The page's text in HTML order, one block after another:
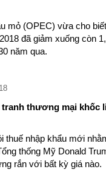
mỏ (OPEC) vừa cho
đã giảm xuống còn
năm qua.
thương mại khốc
thuế nhập khẩu mới
thống Mỹ Donald
rắn với bất kỳ giá nào.